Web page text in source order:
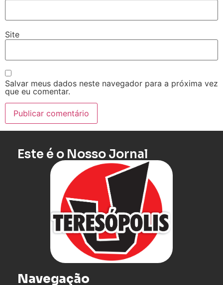
Site
Salvar meus dados neste navegador para a próxima vez
que eu comentar.
Este é o Nosso Jornal
Navegação